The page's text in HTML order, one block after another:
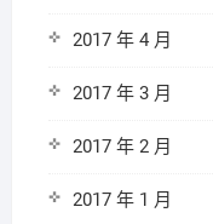
2017 年 4 月
2017 年 3 月
2017 年 2 月
2017 年 1 月